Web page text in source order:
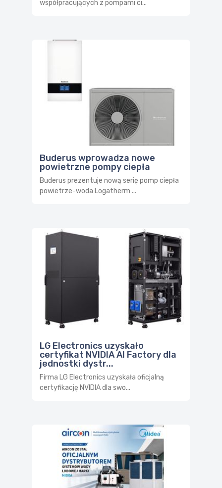
współpracujących z pompami ci...
Buderus wprowadza nowe
powietrzne pompy ciepła
Buderus prezentuje nową serię pomp ciepła
powietrze-woda Logatherm ...
LG Electronics uzyskało
certyfikat NVIDIA AI Factory dla
jednostki dystr...
Firma LG Electronics uzyskała oficjalną
certyfikację NVIDIA dla swo...